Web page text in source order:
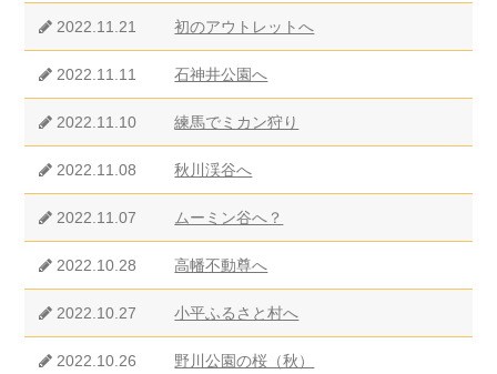
2022.11.21 初のアウトレットへ
2022.11.11 石神井公園へ
2022.11.10 練馬でミカン狩り
2022.11.08 秋川渓谷へ
2022.11.07 ムーミン谷へ？
2022.10.28 高幡不動尊へ
2022.10.27 小平ふるさと村へ
2022.10.26 野川公園の桜（秋）